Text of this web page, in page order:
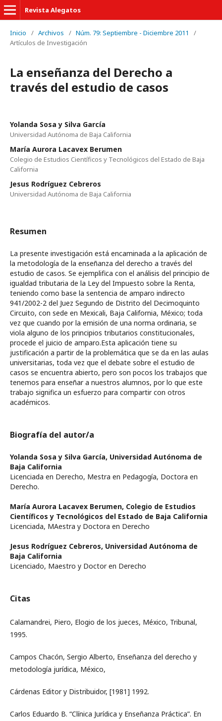
Revista Alegatos
Inicio / Archivos / Núm. 79: Septiembre - Diciembre 2011
/
Artículos de Investigación
La enseñanza del Derecho a
través del estudio de casos
Yolanda Sosa y Silva García
Universidad Autónoma de Baja California
María Aurora Lacavex Berumen
Colegio de Estudios Científicos y Tecnológicos del Estado de Baja
California
Jesus Rodríguez Cebreros
Universidad Autónoma de Baja California
Resumen
La presente investigación está encaminada a la aplicación de
la metodología de la enseñanza del derecho a través del
estudio de casos. Se ejemplifica con el análisis del principio de
igualdad tributaria de la Ley del Impuesto sobre la Renta,
teniendo como base la sentencia de amparo indirecto
941/2002-2 del Juez Segundo de Distrito del Decimoquinto
Circuito, con sede en Mexicali, Baja California, México; toda
vez que cuando por la emisión de una norma ordinaria, se
viola alguno de los principios tributarios constitucionales,
procede el juicio de amparo.Esta aplicación tiene su
justificación a partir de la problemática que se da en las aulas
universitarias, toda vez que el debate sobre el estudio de
casos se encuentra abierto, pero son pocos los trabajos que
tenemos para enseñar a nuestros alumnos, por lo que este
trabajo significa un esfuerzo para compartir con otros
académicos.
Biografía del autor/a
Yolanda Sosa y Silva García, Universidad Autónoma de
Baja California
Licenciada en Derecho, Mestra en Pedagogía, Doctora en
Derecho.
María Aurora Lacavex Berumen, Colegio de Estudios
Científicos y Tecnológicos del Estado de Baja California
Licenciada, MAestra y Doctora en Derecho
Jesus Rodríguez Cebreros, Universidad Autónoma de
Baja California
Licenciado, Maestro y Doctor en Derecho
Citas
Calamandrei, Piero, Elogio de los jueces, México, Tribunal,
1995.
Campos Chacón, Sergio Alberto, Enseñanza del derecho y
metodología jurídica, México,
Cárdenas Editor y Distribuidor, [1981] 1992.
Carlos Eduardo B. “Clínica Jurídica y Enseñanza Práctica”. En